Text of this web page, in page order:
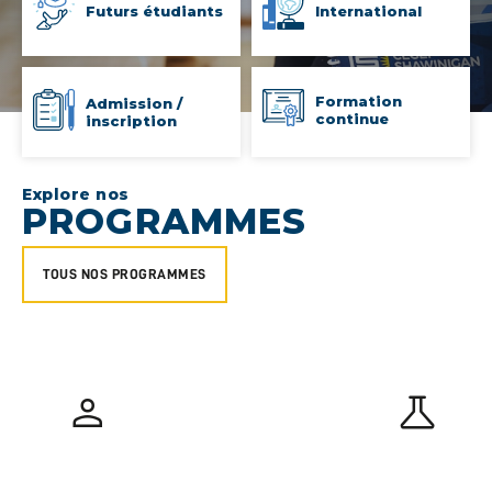
Futurs étudiants International
Admission /
inscription
Formation
continue
Explore nos
PROGRAMMES
TOUS NOS PROGRAMMES